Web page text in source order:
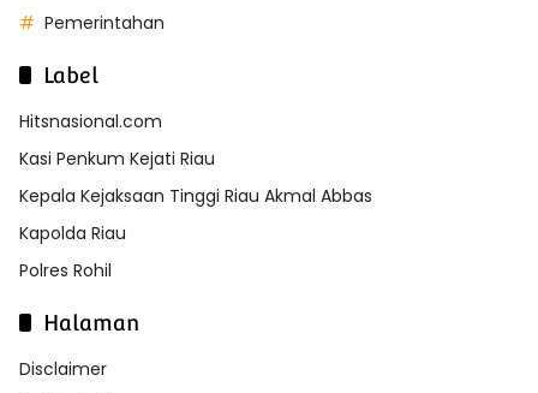
Pemerintahan
Label
Hitsnasional.com
Kasi Penkum Kejati Riau
Kepala Kejaksaan Tinggi Riau Akmal Abbas
Kapolda Riau
Polres Rohil
Halaman
Disclaimer